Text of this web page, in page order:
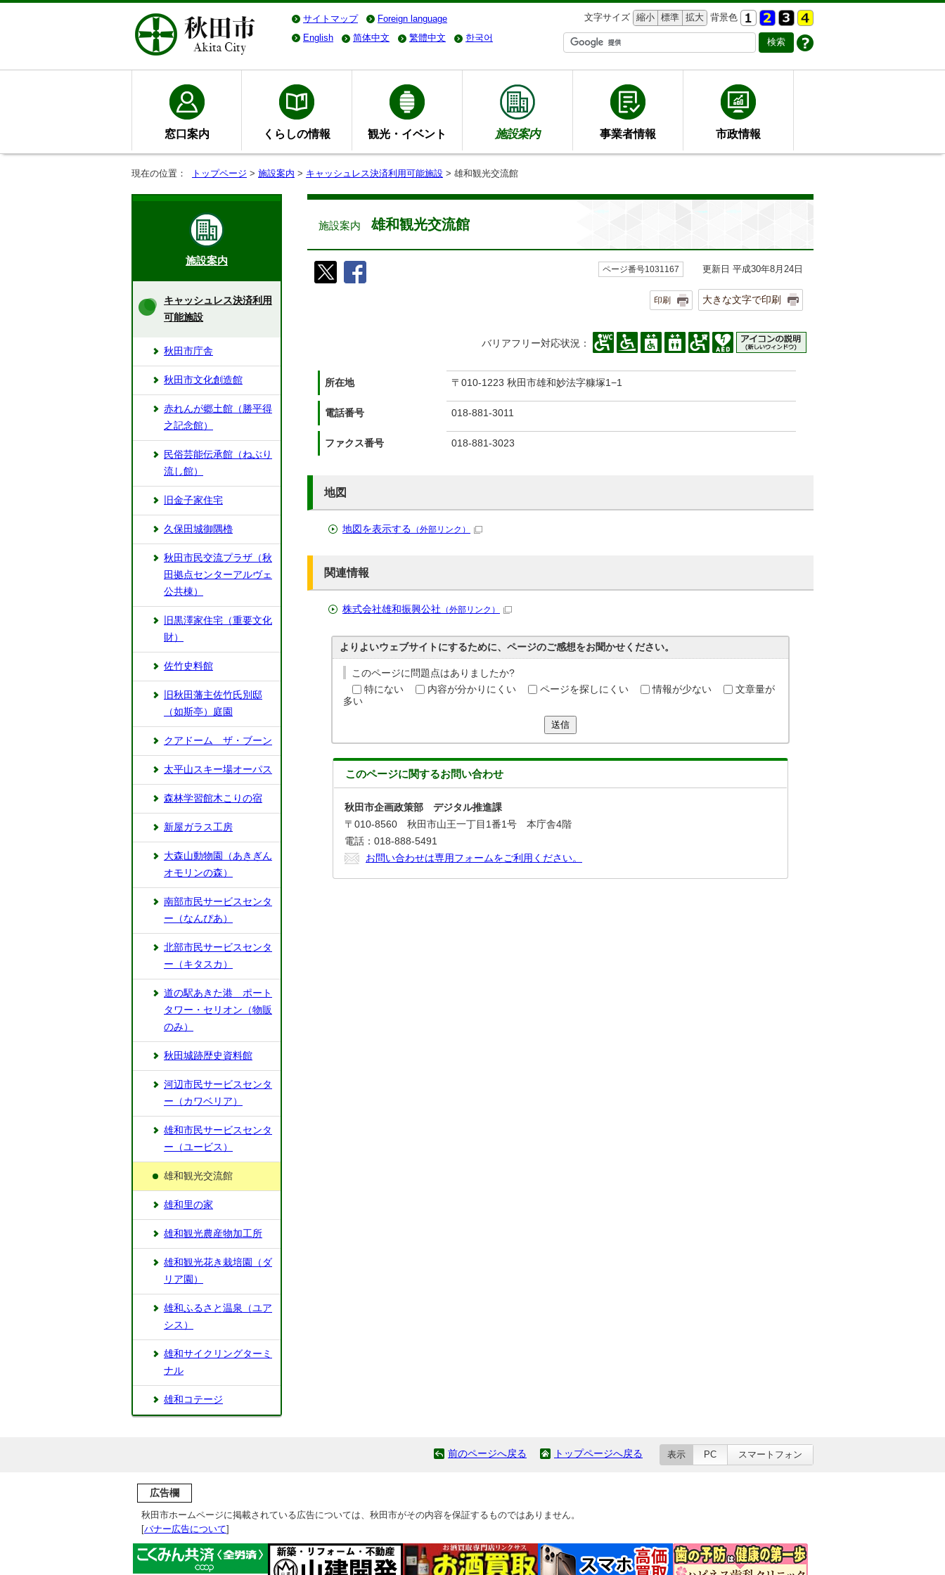
サイトマップ Foreign language 文字サイズ 縮小 標準 拡大 背景色
English
简体中文 繁體中文 한국어
窓口案内 くらしの情報 観光・イベント 施設案内 事業者情報 市政情報
現在の位置： トップページ > 施設案内 > キャッシュレス決済利用可能施設 > 雄和観光交流館
施設案内雄和観光交流館
ページ番号1031167 更新日 平成30年8月24日
印刷 大きな文字で印刷
バリアフリー対応状況：
所在地 〒010-1223 秋田市雄和妙法字糠塚1−1
電話番号 018-881-3011
ファクス番号 018-881-3023
地図
地図を表示する （外部リンク）
関連情報
株式会社雄和振興公社 （外部リンク）
よりよいウェブサイトにするために、ページのご感想をお聞かせください。
このページに問題点はありましたか?
特にない
内容が分かりにくい ページを探しにくい 情報が少ない
文章量が
多い
送信
このページに関するお問い合わせ
秋田市企画政策部 デジタル推進課
〒010-8560 秋田市山王一丁目1番1号 本庁舎4階
電話：018-888-5491
お問い合わせは専用フォームをご利用ください。
施設案内
キャッシュレス決済利用
可能施設
秋田市庁舎
秋田市文化創造館
赤れんが郷土館（勝平得
之記念館）
民俗芸能伝承館（ねぶり
流し館）
旧金子家住宅
久保田城御隅櫓
秋田市民交流プラザ（秋
田拠点センターアルヴェ
公共棟）
旧黒澤家住宅（重要文化
財）
佐竹史料館
旧秋田藩主佐竹氏別邸
（如斯亭）庭園
クアドーム ザ・ブーン
太平山スキー場オーパス
森林学習館木こりの宿
新屋ガラス工房
大森山動物園（あきぎん
オモリンの森）
南部市民サービスセンタ
ー（なんぴあ）
北部市民サービスセンタ
ー（キタスカ）
道の駅あきた港 ポート
タワー・セリオン（物販
のみ）
秋田城跡歴史資料館
河辺市民サービスセンタ
ー（カワベリア）
雄和市民サービスセンタ
ー（ユービス）
雄和観光交流館
雄和里の家
雄和観光農産物加工所
雄和観光花き栽培園（ダ
リア園）
雄和ふるさと温泉（ユア
シス）
雄和サイクリングターミ
ナル
雄和コテージ
前のページへ戻る トップページへ戻る 表示 PC スマートフォン
広告欄
秋田市ホームページに掲載されている広告については、秋田市がその内容を保証するものではありません。
[バナー広告について]